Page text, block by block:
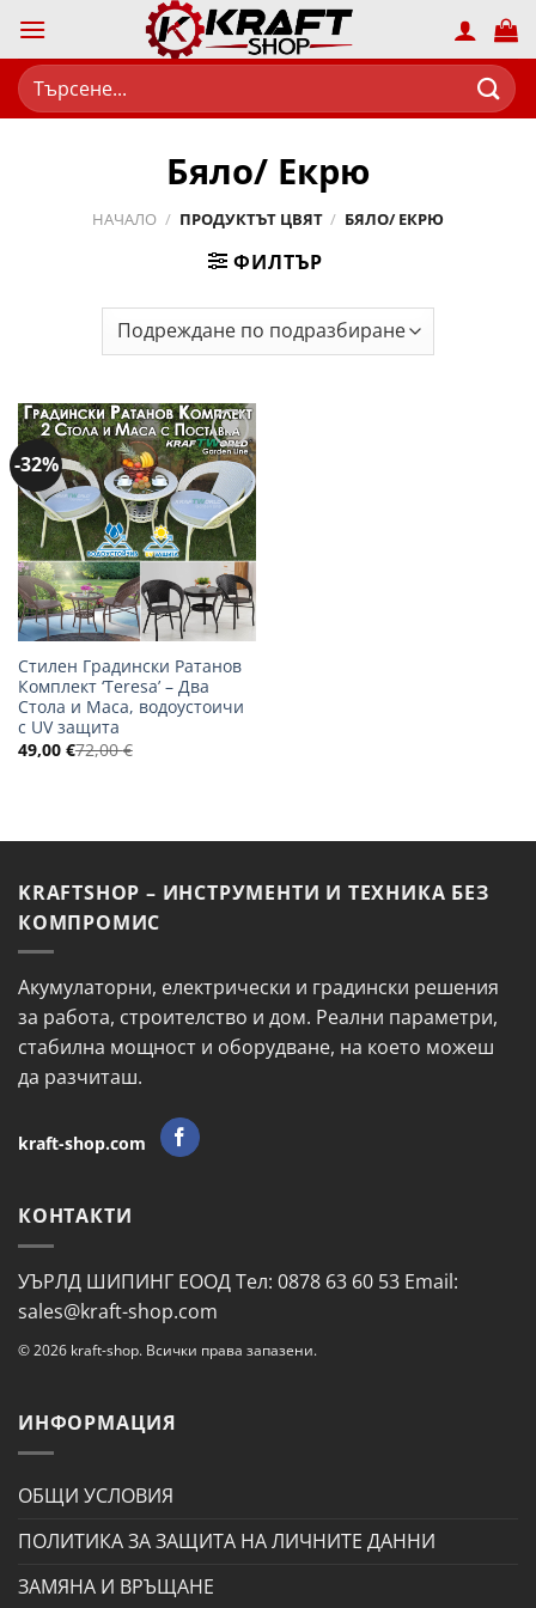
content
Търсене
за:
Бяло/ Екрю
НАЧАЛО / ПРОДУКТЪТ ЦВЯТ / БЯЛО/ ЕКРЮ
ФИЛТЪР
-32%
Добави
в
желани
Стилен Градински Ратанов
Комплект ‘Teresa’ – Два
Стола и Маса, водоустоичи
с UV защита
49,00 €72,00€
KRAFTSHOP – ИНСТРУМЕНТИ И ТЕХНИКА БЕЗ
КОМПРОМИС
Акумулаторни, електрически и градински решения
за работа, строителство и дом. Реални параметри,
стабилна мощност и оборудване, на което можеш
да разчиташ.
kraft-shop.com
КОНТАКТИ
УЪРЛД ШИПИНГ ЕООД Тел: 0878 63 60 53 Email:
sales@kraft-shop.com
© 2026 kraft-shop. Всички права запазени.
ИНФОРМАЦИЯ
ОБЩИ УСЛОВИЯ
ПОЛИТИКА ЗА ЗАЩИТА НА ЛИЧНИТЕ ДАННИ
ЗАМЯНА И ВРЪЩАНЕ